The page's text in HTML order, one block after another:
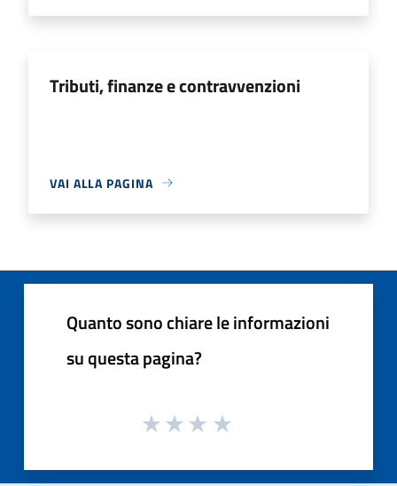
Tributi, finanze e contravvenzioni
VAI ALLA PAGINA
Quanto sono chiare le informazioni
su questa pagina?